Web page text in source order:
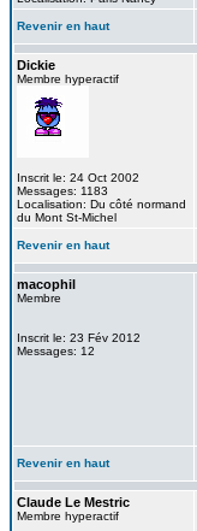
Revenir en haut
Dickie
Membre hyperactif
Inscrit le: 24 Oct 2002
Messages: 1183
Localisation: Du côté normand
du Mont St-Michel
Revenir en haut
macophil
Membre
Inscrit le: 23 Fév 2012
Messages: 12
Revenir en haut
Claude Le Mestric
Membre hyperactif